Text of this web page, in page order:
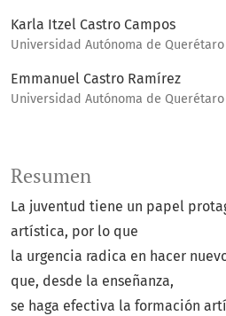
Karla Itzel Castro Campos
Universidad Autónoma de Querétaro
Emmanuel Castro Ramírez
Universidad Autónoma de Querétaro
Resumen
La juventud tiene un papel
artística, por lo que
la urgencia radica en hacer
que, desde la enseñanza,
se haga efectiva la formación